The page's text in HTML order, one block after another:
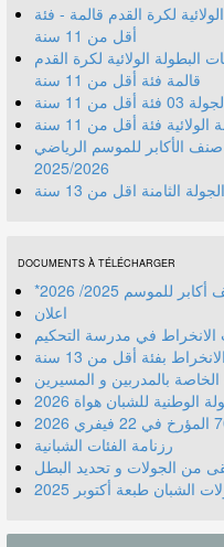
(05) - البطولة الولائية لكرة القدم قالمة - فئة
أقل من 11 سنة
(04) من منافسات البطولة الولائية لكرة القدم
قالمة فئة أقل من 11 سنة
من 11 سنة
فئة أقل من 11 سنة
- صنف الأكابر للموسم الرياضي
2025/2026
الجولة الثامنة اقل من 13 سنة
DOCUMENTS À TÉLÉCHARGER
2025/ 2026
اعلان
الانخراط في مدرسة التحكيم
بفئة أقل من 13 سنة
الخاصة بالمدربين و المسيرين
رزنامة الفئات الشبانية
من الجولات و تحديد البطل
الشبان طبعة أكتوبر 2025